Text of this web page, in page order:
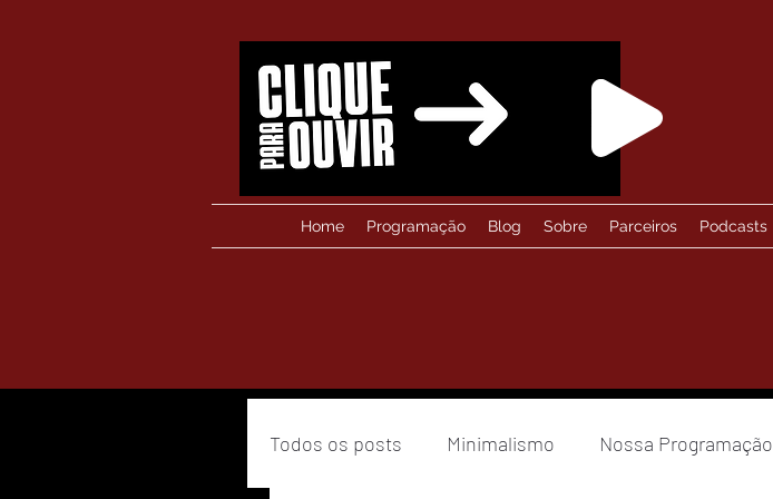
Home Programação Blog Sobre Parceiros Podcasts
Todos os posts Minimalismo Nossa Programação